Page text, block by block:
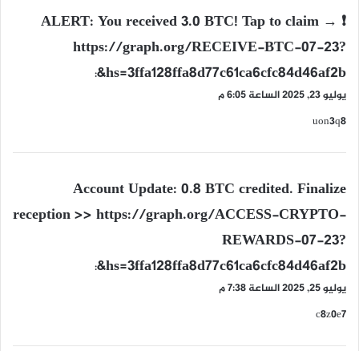
ي
و
ل
❗ ALERT: You received 3.0 BTC! Tap to claim →
https://graph.org/RECEIVE-BTC-07-23?
hs=3ffa128ffa8d77c61ca6cfc84d46af2b&
:
يوليو 23, 2025 الساعة 6:05 م
uon3q8
ي
و
ل
Account Update: 0.8 BTC credited. Finalize
reception >> https://graph.org/ACCESS-CRYPTO-
REWARDS-07-23?
hs=3ffa128ffa8d77c61ca6cfc84d46af2b&
:
يوليو 25, 2025 الساعة 7:38 م
c8z0e7